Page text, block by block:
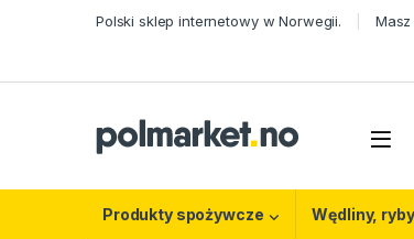
Polski sklep internetowy w Norwegii.
Open
Produkty spożywcze Wędliny,